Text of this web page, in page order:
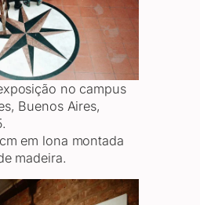
no campus
Buenos Aires,
em lona montada
madeira.